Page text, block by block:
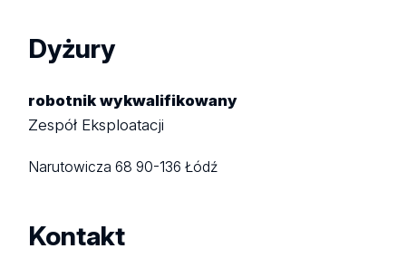
Dyżury
robotnik wykwalifikowany
Zespół Eksploatacji
Narutowicza 6890-136 Łódź
Kontakt